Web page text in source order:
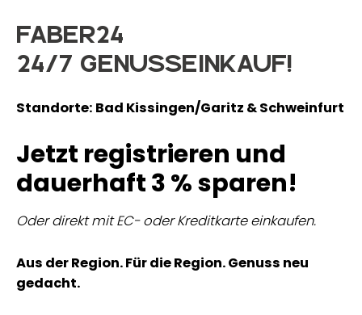
FABER24
24/7 Genusseinkauf!
Standorte: Bad Kissingen/Garitz & Schweinfurt
Jetzt registrieren und
dauerhaft 3 % sparen!
Oder direkt mit EC- oder Kreditkarte einkaufen.
Aus der Region. Für die Region. Genuss neu
gedacht.